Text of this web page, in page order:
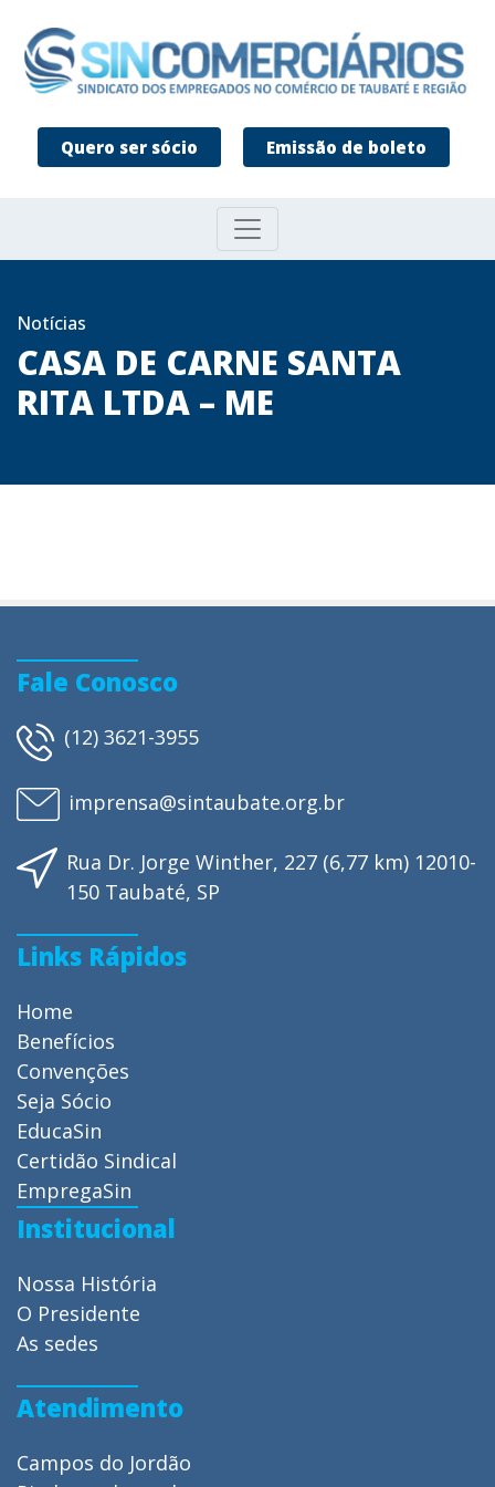
Quero ser sócio Emissão de boleto
Notícias
CASA DE CARNE SANTA
RITA LTDA – ME
Fale Conosco
(12) 3621-3955
imprensa@sintaubate.org.br
Rua Dr. Jorge Winther, 227 (6,77 km) 12010-
150 Taubaté, SP
Links Rápidos
Home
Benefícios
Convenções
Seja Sócio
EducaSin
Certidão Sindical
EmpregaSin
Institucional
Nossa História
O Presidente
As sedes
Atendimento
Campos do Jordão